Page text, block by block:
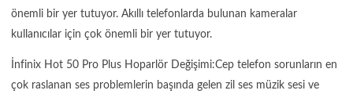
önemli bir yer tutuyor. Akıllı telefonlarda bulunan kameralar
kullanıcılar için çok önemli bir yer tutuyor.
İnfinix Hot 50 Pro Plus Hoparlör Değişimi:Cep telefon sorunların en
çok raslanan ses problemlerin başında gelen zil ses müzik sesi ve